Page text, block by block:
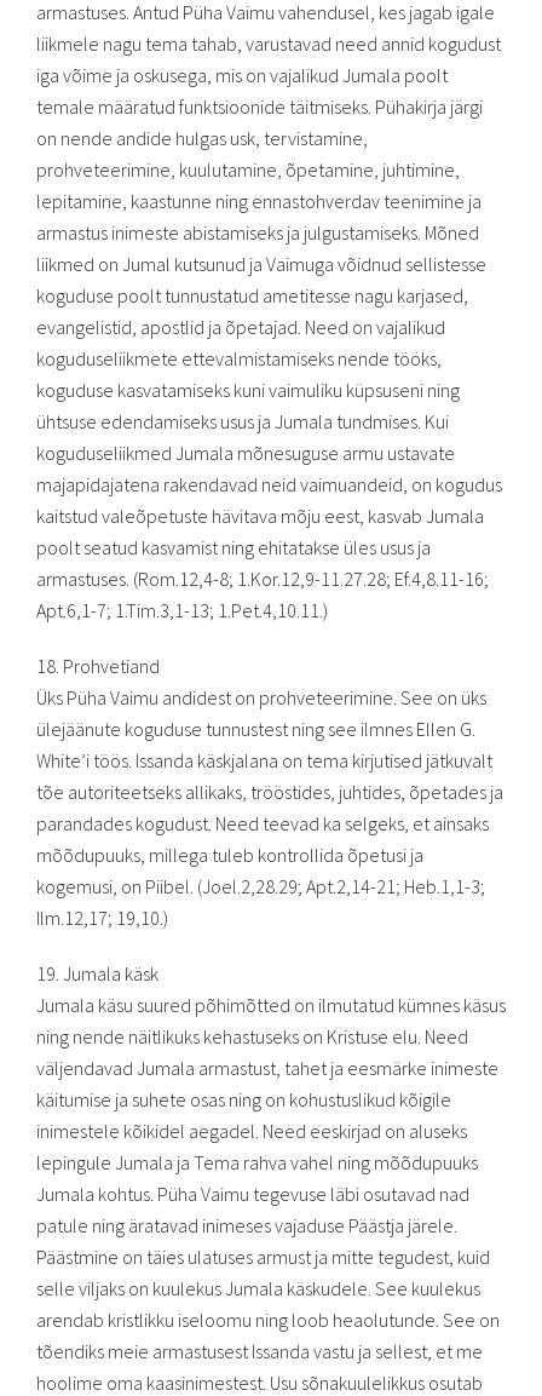
armastuses. Antud Püha Vaimu vahendusel, kes jagab igale
liikmele nagu tema tahab, varustavad need annid kogudust
iga võime ja oskusega, mis on vajalikud Jumala poolt
temale määratud funktsioonide täitmiseks. Pühakirja järgi
on nende andide hulgas usk, tervistamine,
prohveteerimine, kuulutamine, õpetamine, juhtimine,
lepitamine, kaastunne ning ennastohverdav teenimine ja
armastus inimeste abistamiseks ja julgustamiseks. Mõned
liikmed on Jumal kutsunud ja Vaimuga võidnud sellistesse
koguduse poolt tunnustatud ametitesse nagu karjased,
evangelistid, apostlid ja õpetajad. Need on vajalikud
koguduseliikmete ettevalmistamiseks nende tööks,
koguduse kasvatamiseks kuni vaimuliku küpsuseni ning
ühtsuse edendamiseks usus ja Jumala tundmises. Kui
koguduseliikmed Jumala mõnesuguse armu ustavate
majapidajatena rakendavad neid vaimuandeid, on kogudus
kaitstud valeõpetuste hävitava mõju eest, kasvab Jumala
poolt seatud kasvamist ning ehitatakse üles usus ja
armastuses. (Rom.12,4-8; 1.Kor.12,9-11.27.28; Ef.4,8.11-16;
Apt.6,1-7; 1.Tim.3,1-13; 1.Pet.4,10.11.)
18. Prohvetiand
Üks Püha Vaimu andidest on prohveteerimine. See on üks
ülejäänute koguduse tunnustest ning see ilmnes Ellen G.
White’i töös. Issanda käskjalana on tema kirjutised jätkuvalt
tõe autoriteetseks allikaks, trööstides, juhtides, õpetades ja
parandades kogudust. Need teevad ka selgeks, et ainsaks
mõõdupuuks, millega tuleb kontrollida õpetusi ja
kogemusi, on Piibel. (Joel.2,28.29; Apt.2,14-21; Heb.1,1-3;
Ilm.12,17; 19,10.)
19. Jumala käsk
Jumala käsu suured põhimõtted on ilmutatud kümnes käsus
ning nende näitlikuks kehastuseks on Kristuse elu. Need
väljendavad Jumala armastust, tahet ja eesmärke inimeste
käitumise ja suhete osas ning on kohustuslikud kõigile
inimestele kõikidel aegadel. Need eeskirjad on aluseks
lepingule Jumala ja Tema rahva vahel ning mõõdupuuks
Jumala kohtus. Püha Vaimu tegevuse läbi osutavad nad
patule ning äratavad inimeses vajaduse Päästja järele.
Päästmine on täies ulatuses armust ja mitte tegudest, kuid
selle viljaks on kuulekus Jumala käskudele. See kuulekus
arendab kristlikku iseloomu ning loob heaolutunde. See on
tõendiks meie armastusest Issanda vastu ja sellest, et me
hoolime oma kaasinimestest. Usu sõnakuulelikkus osutab